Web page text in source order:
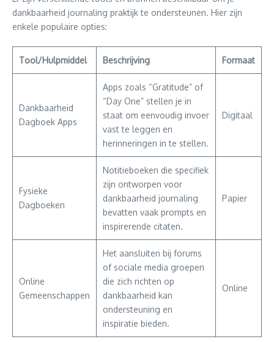
dankbaarheid journaling praktijk te ondersteunen. Hier zijn
enkele populaire opties:
Tool/Hulpmiddel Beschrijving Formaat
Dankbaarheid
Dagboek Apps
Apps zoals “Gratitude” of
“Day One” stellen je in
staat om eenvoudig invoer
vast te leggen en
herinneringen in te stellen.
Digitaal
Fysieke
Dagboeken
Notitieboeken die specifiek
zijn ontworpen voor
dankbaarheid journaling
bevatten vaak prompts en
inspirerende citaten.
Papier
Online
Gemeenschappen
Het aansluiten bij forums
of sociale media groepen
die zich richten op
dankbaarheid kan
ondersteuning en
inspiratie bieden.
Online